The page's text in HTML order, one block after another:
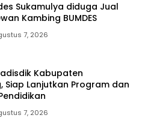
Sukamulya diduga Jual
Kambing BUMDES
7, 2026
Kabupaten
Siap Lanjutkan Program dan
7, 2026